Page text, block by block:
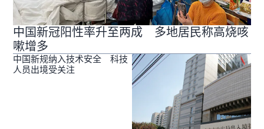
中国新冠阳性率升至两成 多地居民称高烧咳
嗽增多
中国新规纳入技术安全 科技
人员出境受关注